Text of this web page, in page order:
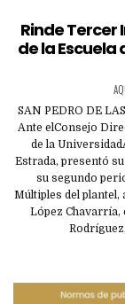
Rinde Tercer
de la Escuela
SAN PEDRO DE
Ante elConsejo
de la
Estrada, presentó
su segundo
Múltiples del
López Chavarría,